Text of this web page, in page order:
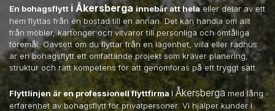
En bohagsflytt i Åkersberga innebär att helaeller delar av ett
hem flyttas från en bostad till en annan. Det kan handla om allt
från möbler, kartonger och vitvaror till personliga och ömtåliga
föremål. Oavsett om du flyttar från en lägenhet, villa eller radhus
är en bohagsflytt ett omfattande projekt som kräver planering,
struktur och rätt kompetens för att genomföras på ett tryggt sätt.
Flyttlinjen är en professionell flyttfirma i Åkersberga med lång
erfarenhet av bohagsflytt för privatpersoner. Vi hjälper kunder i